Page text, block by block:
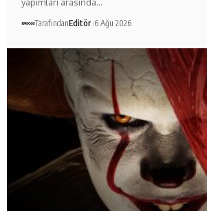
TarafındanEditör 6 Ağu 2026